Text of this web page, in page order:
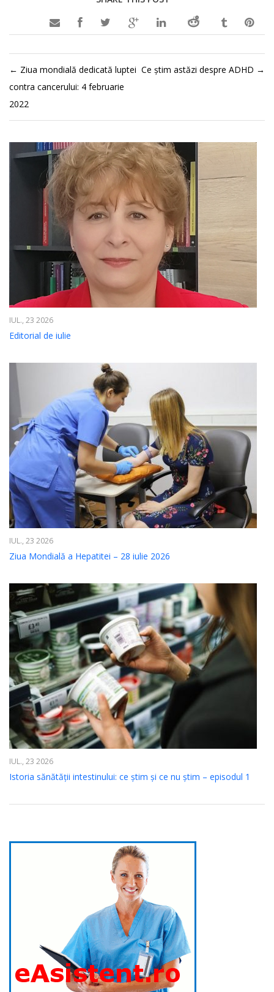

← Ziua mondială dedicată luptei
contra cancerului: 4 februarie
2022
Ce știm astăzi despre ADHD →
IUL., 23 2026
Editorial de iulie
IUL., 23 2026
Ziua Mondială a Hepatitei – 28 iulie 2026
IUL., 23 2026
Istoria sănătății intestinului: ce știm și ce nu știm – episodul 1